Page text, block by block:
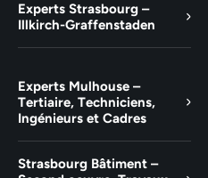
Experts Strasbourg –
Illkirch-Graffenstaden
Experts Mulhouse –
Tertiaire, Techniciens,
Ingénieurs et Cadres
Strasbourg Bâtiment –